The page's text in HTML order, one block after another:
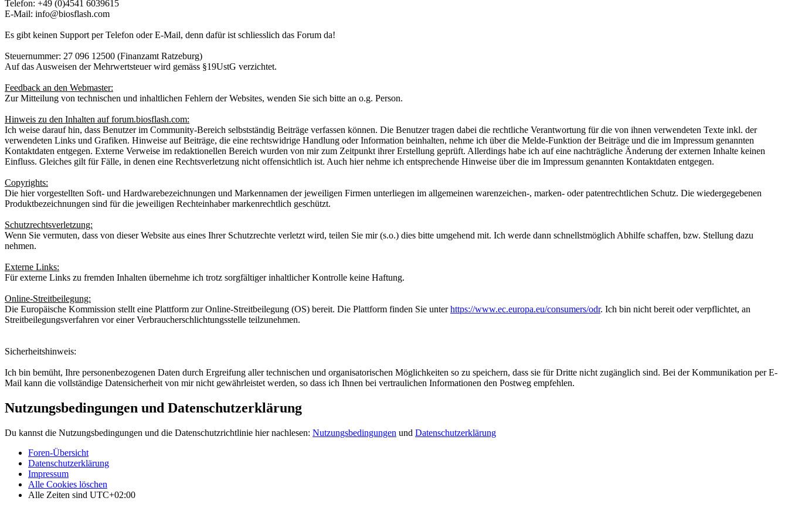
Telefon: +49 (0)4541 6039615
E-Mail: info@biosflash.com
Es gibt keinen Support per Telefon oder E-Mail, denn dafür ist schliesslich das Forum da!
Steuernummer: 27 096 12500 (Finanzamt Ratzeburg)
Auf das Ausweisen der Mehrwertsteuer wird gemäss §19UstG verzichtet.
Feedback an den Webmaster:
Zur Mitteilung von technischen und inhaltlichen Fehlern der Websites, wenden Sie sich bitte an o.g. Person.
Hinweis zu den Inhalten auf forum.biosflash.com:
Ich weise darauf hin, dass Benutzer im Community-Bereich selbstständig Beiträge verfassen können. Die Benutzer tragen dabei die rechtliche Verantwortung für die von ihnen verwendeten Texte inkl. der
verwendeten Links und Grafiken. Hinweise auf Beiträge, die eine rechtswidrige Handlung oder Information beinhalten, nehme ich über die Melde-Funktion der Beiträge und die im Impressum genannten
Kontaktdaten entgegen. Externe Verweise im redaktionellen Bereich wurden von mir zum Zeitpunkt ihrer Erstellung geprüft. Allerdings habe ich auf eine nachträgliche Änderung der externen Inhalte keinen
Einfluss. Gleiches gilt für Fälle, in denen eine Rechtsverletzung nicht offensichtlich ist. Auch hier nehme ich entsprechende Hinweise über die im Impressum genannten Kontaktdaten entgegen.
Copyrights:
Die hier vorgestellten Soft- und Hardwarebezeichnungen und Markennamen der jeweiligen Firmen unterliegen im allgemeinen warenzeichen-, marken- oder patentrechtlichen Schutz. Die wiedergegebenen
Produktbezeichnungen sind für die jeweiligen Rechteinhaber markenrechtlich geschützt.
Schutzrechtsverletzung:
Wenn Sie vermuten, dass von dieser Website aus eines Ihrer Schutzrechte verletzt wird, teilen Sie mir (s.o.) dies bitte umgehend mit. Ich werde dann schnellstmöglich Abhilfe schaffen, bzw. Stellung dazu
nehmen.
Externe Links:
Für externe Links zu fremden Inhalten übernehme ich trotz sorgfältiger inhaltlicher Kontrolle keine Haftung.
Online-Streitbeilegung:
Die Europäische Kommission stellt eine Plattform zur Online-Streitbeilegung (OS) bereit. Die Plattform finden Sie unterhttps://www.ec.europa.eu/consumers/odr. Ich bin nicht bereit oder verpflichtet, an
Streitbeilegungsverfahren vor einer Verbraucherschlichtungsstelle teilzunehmen.
Sicherheitshinweis:
Ich bin bemüht, Ihre personenbezogenen Daten durch Ergreifung aller technischen und organisatorischen Möglichkeiten so zu speichern, dass sie für Dritte nicht zugänglich sind. Bei der Kommunikation per E-
Mail kann die vollständige Datensicherheit von mir nicht gewährleistet werden, so dass ich Ihnen bei vertraulichen Informationen den Postweg empfehlen.
Nutzungsbedingungen und Datenschutzerklärung
Du kannst die Nutzungsbedingungen und die Datenschutzrichtlinie hier nachlesen: Nutzungsbedingungen und Datenschutzerklärung
Foren-Übersicht
Datenschutzerklärung
Impressum
Alle Cookies löschen
Alle Zeiten sind UTC+02:00